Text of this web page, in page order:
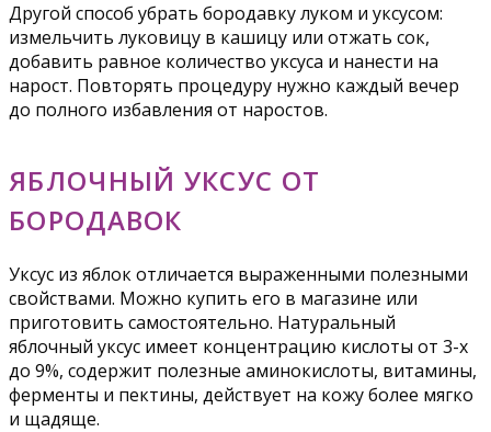
Другой способ убрать бородавку луком и уксусом:
измельчить луковицу в кашицу или отжать сок,
добавить равное количество уксуса и нанести на
нарост. Повторять процедуру нужно каждый вечер
до полного избавления от наростов.
ЯБЛОЧНЫЙ УКСУС ОТ
БОРОДАВОК
Уксус из яблок отличается выраженными полезными
свойствами. Можно купить его в магазине или
приготовить самостоятельно. Натуральный
яблочный уксус имеет концентрацию кислоты от 3-х
до 9%, содержит полезные аминокислоты, витамины,
ферменты и пектины, действует на кожу более мягко
и щадяще.